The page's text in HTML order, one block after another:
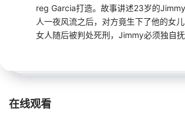
reg Garcia打造。故事讲述23岁的
人一夜风流之后，对方竟生下了他的女
女人随后被判处死刑，Jimmy必须独自
在线观看